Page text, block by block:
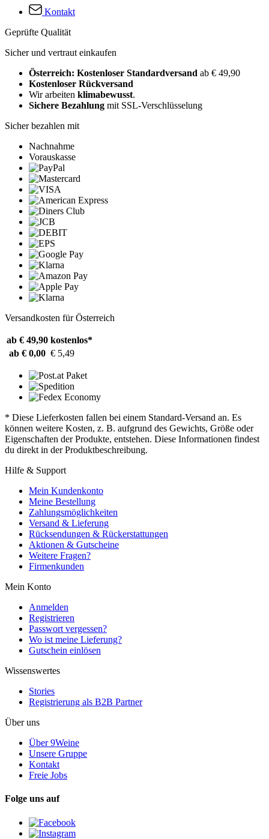
Kontakt
Geprüfte Qualität
Sicher und vertraut einkaufen
Österreich: Kostenloser Standardversand ab € 49,90
Kostenloser Rückversand
Wir arbeiten klimabewusst.
Sichere Bezahlung mit SSL-Verschlüsselung
Sicher bezahlen mit
Nachnahme
Vorauskasse
Versandkosten für Österreich
ab € 49,90 kostenlos*
ab € 0,00 € 5,49
* Diese Lieferkosten fallen bei einem Standard-Versand an. Es
können weitere Kosten, z. B. aufgrund des Gewichts, Größe oder
Eigenschaften der Produkte, entstehen. Diese Informationen findest
du direkt in der Produktbeschreibung.
Hilfe & Support
Mein Kundenkonto
Meine Bestellung
Zahlungsmöglichkeiten
Versand & Lieferung
Rücksendungen & Rückerstattungen
Aktionen & Gutscheine
Weitere Fragen?
Firmenkunden
Mein Konto
Anmelden
Registrieren
Passwort vergessen?
Wo ist meine Lieferung?
Gutschein einlösen
Wissenswertes
Stories
Registrierung als B2B Partner
Über uns
Über 9Weine
Unsere Gruppe
Kontakt
Freie Jobs
Folge uns auf